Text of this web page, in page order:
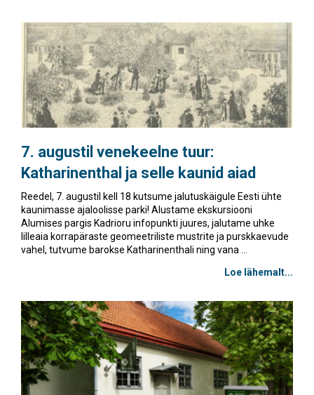
7. augustil venekeelne tuur:
Katharinenthal ja selle kaunid aiad
Reedel, 7. augustil kell 18 kutsume jalutuskäigule Eesti ühte
kaunimasse ajaloolisse parki! Alustame ekskursiooni
Alumises pargis Kadrioru infopunkti juures, jalutame uhke
lilleaia korrapäraste geomeetriliste mustrite ja purskkaevude
vahel, tutvume barokse Katharinenthali ning vana ...
Loe lähemalt...